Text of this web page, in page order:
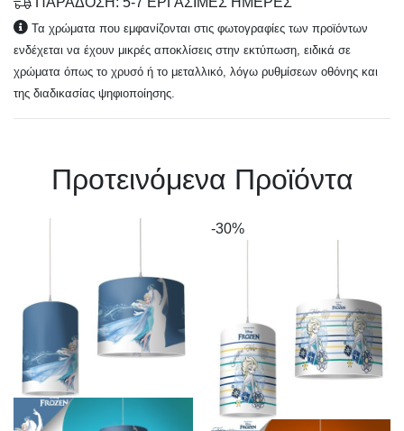
Τα χρώματα που εμφανίζονται στις φωτογραφίες των προϊόντων
ενδέχεται να έχουν μικρές αποκλίσεις στην εκτύπωση, ειδικά σε
χρώματα όπως το χρυσό ή το μεταλλικό, λόγω ρυθμίσεων οθόνης και
της διαδικασίας ψηφιοποίησης.
Πρoτεινόμενα Προϊόντα
-30%